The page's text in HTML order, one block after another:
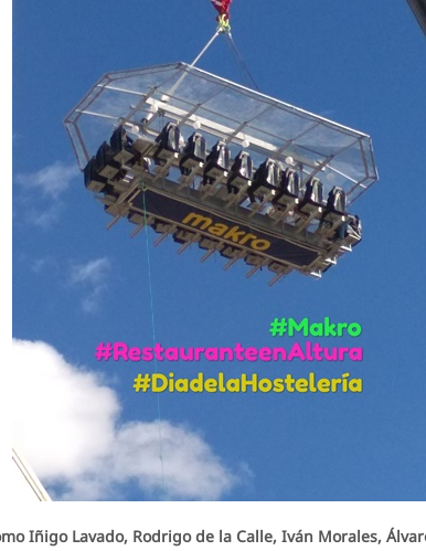
Iñigo Lavado, Rodrigo de la Calle, Iván Morales,